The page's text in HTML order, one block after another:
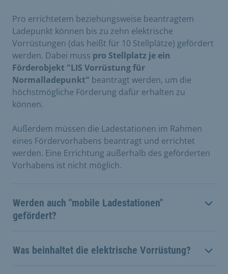
Pro errichtetem beziehungsweise beantragtem
Ladepunkt können bis zu zehn elektrische
Vorrüstungen (das heißt für 10 Stellplätze) gefördert
werden. Dabei muss pro Stellplatz je ein
Förderobjekt "LIS Vorrüstung für
Normalladepunkt" beantragt werden, um die
höchstmögliche Förderung dafür erhalten zu
können.
Außerdem müssen die Ladestationen im Rahmen
eines Fördervorhabens beantragt und errichtet
werden. Eine Errichtung außerhalb des geförderten
Vorhabens ist nicht möglich.
Werden auch "mobile Ladestationen"
gefördert?
Was beinhaltet die elektrische Vorrüstung?